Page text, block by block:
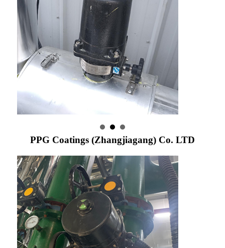
PPG Coatings (Zhangjiagang) Co. LTD